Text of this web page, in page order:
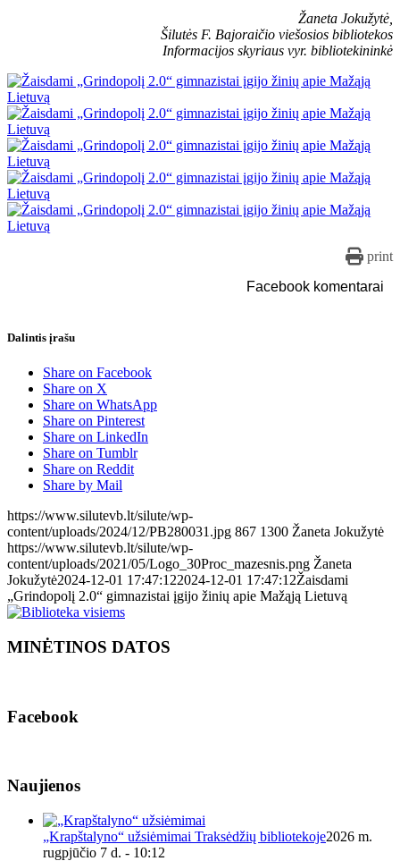
Žaneta Jokužytė,
Šilutės F. Bajoraičio viešosios bibliotekos
Informacijos skyriaus vyr. bibliotekininkė
print
Facebook komentarai
Dalintis įrašu
Share on Facebook
Share on X
Share on WhatsApp
Share on Pinterest
Share on LinkedIn
Share on Tumblr
Share on Reddit
Share by Mail
https://www.silutevb.lt/silute/wp-
content/uploads/2024/12/PB280031.jpg 867 1300 Žaneta Jokužytė
https://www.silutevb.lt/silute/wp-
content/uploads/2021/05/Logo_30Proc_mazesnis.png Žaneta
Jokužytė2024-12-01 17:47:122024-12-01 17:47:12Žaisdami
„Grindopolį 2.0“ gimnazistai įgijo žinių apie Mažąją Lietuvą
MINĖTINOS DATOS
Facebook
Naujienos
„Krapštalyno“ užsiėmimai Traksėdžių bibliotekoje2026 m.
rugpjūčio 7 d. - 10:12